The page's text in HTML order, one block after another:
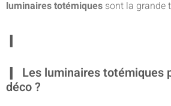
luminaires totémiques sont la grande
Les luminaires totémiques
déco ?